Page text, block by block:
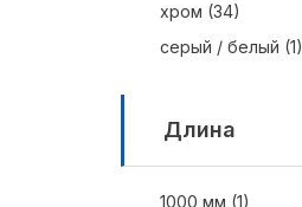
хром (34)
серый / белый (1)
Длина
1000 мм (1)